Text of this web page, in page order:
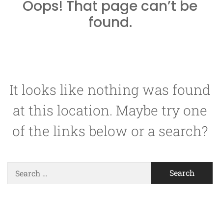
Oops! That page can’t be
found.
It looks like nothing was found
at this location. Maybe try one
of the links below or a search?
for: